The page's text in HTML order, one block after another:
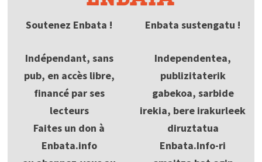
Soutenez Enbata !
Indépendant, sans
pub, en accès libre,
financé par ses
lecteurs
Faites un don à
Enbata.info
Enbata sustengatu !
Independentea,
publizitaterik
gabekoa, sarbide
irekia, bere irakurleek
diruztatua
Enbata.Info-ri